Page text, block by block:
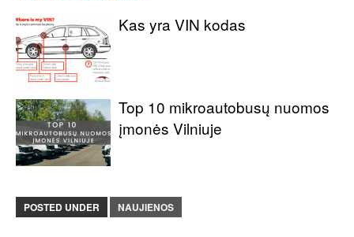
Kas yra VIN kodas
Top 10 mikroautobusų nuomos
įmonės Vilniuje
POSTED UNDER NAUJIENOS